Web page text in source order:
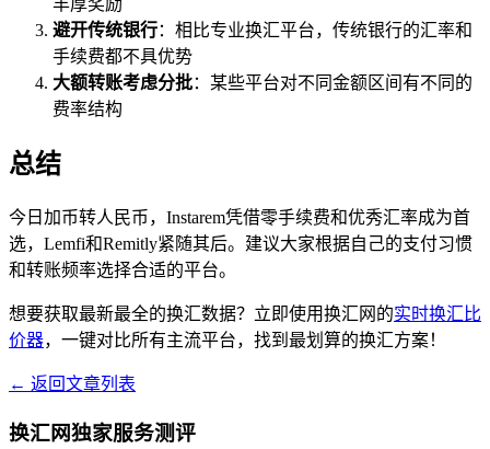
丰厚奖励
避开传统银行：相比专业换汇平台，传统银行的汇率和
手续费都不具优势
大额转账考虑分批：某些平台对不同金额区间有不同的
费率结构
总结
今日加币转人民币，Instarem凭借零手续费和优秀汇率成为首
选，Lemfi和Remitly紧随其后。建议大家根据自己的支付习惯
和转账频率选择合适的平台。
想要获取最新最全的换汇数据？立即使用换汇网的实时换汇比
价器，一键对比所有主流平台，找到最划算的换汇方案！
← 返回文章列表
换汇网独家服务测评